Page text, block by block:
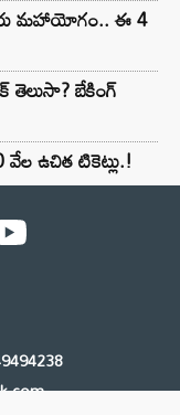
మహాయోగం.. ఈ 4
తెలుసా? బేకింగ్
ఉచిత టికెట్లు.!